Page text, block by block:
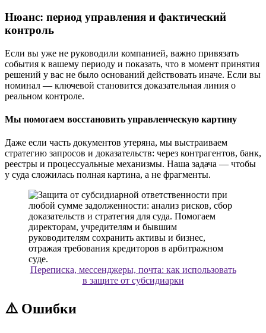
Нюанс: период управления и фактический
контроль
Если вы уже не руководили компанией, важно привязать
события к вашему периоду и показать, что в момент принятия
решений у вас не было оснований действовать иначе. Если вы
номинал — ключевой становится доказательная линия о
реальном контроле.
Мы помогаем восстановить управленческую картину
Даже если часть документов утеряна, мы выстраиваем
стратегию запросов и доказательств: через контрагентов, банк,
реестры и процессуальные механизмы. Наша задача — чтобы
у суда сложилась полная картина, а не фрагменты.
Переписка, мессенджеры, почта: как использовать
в защите от субсидиарки
⚠️ Ошибки